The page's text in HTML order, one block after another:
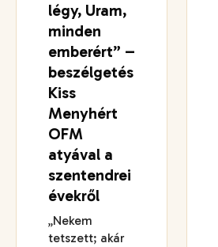
légy, Uram,
minden
emberért” –
beszélgetés
Kiss
Menyhért
OFM
atyával a
szentendrei
évekről
„Nekem
tetszett; akár